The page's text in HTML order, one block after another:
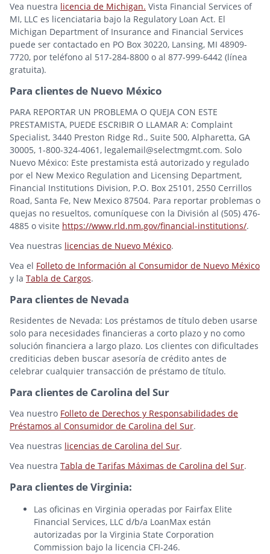
Vea nuestra licencia de Michigan. Vista Financial Services of
MI, LLC es licenciataria bajo la Regulatory Loan Act. El
Michigan Department of Insurance and Financial Services
puede ser contactado en PO Box 30220, Lansing, MI 48909-
7720, por teléfono al 517-284-8800 o al 877-999-6442 (línea
gratuita).
Para clientes de Nuevo México
PARA REPORTAR UN PROBLEMA O QUEJA CON ESTE
PRESTAMISTA, PUEDE ESCRIBIR O LLAMAR A: Complaint
Specialist, 3440 Preston Ridge Rd., Suite 500, Alpharetta, GA
30005, 1-800-324-4061, legalemail@selectmgmt.com. Solo
Nuevo México: Este prestamista está autorizado y regulado
por el New Mexico Regulation and Licensing Department,
Financial Institutions Division, P.O. Box 25101, 2550 Cerrillos
Road, Santa Fe, New Mexico 87504. Para reportar problemas o
quejas no resueltos, comuníquese con la División al (505) 476-
4885 o visite https://www.rld.nm.gov/financial-institutions/.
Vea nuestras licencias de Nuevo México.
Vea el Folleto de Información al Consumidor de Nuevo México
y la Tabla de Cargos.
Para clientes de Nevada
Residentes de Nevada: Los préstamos de título deben usarse
solo para necesidades financieras a corto plazo y no como
solución financiera a largo plazo. Los clientes con dificultades
crediticias deben buscar asesoría de crédito antes de
celebrar cualquier transacción de préstamo de título.
Para clientes de Carolina del Sur
Vea nuestro Folleto de Derechos y Responsabilidades de
Préstamos al Consumidor de Carolina del Sur.
Vea nuestras licencias de Carolina del Sur.
Vea nuestra Tabla de Tarifas Máximas de Carolina del Sur.
Para clientes de Virginia:
Las oficinas en Virginia operadas por Fairfax Elite
Financial Services, LLC d/b/a LoanMax están
autorizadas por la Virginia State Corporation
Commission bajo la licencia CFI-246.